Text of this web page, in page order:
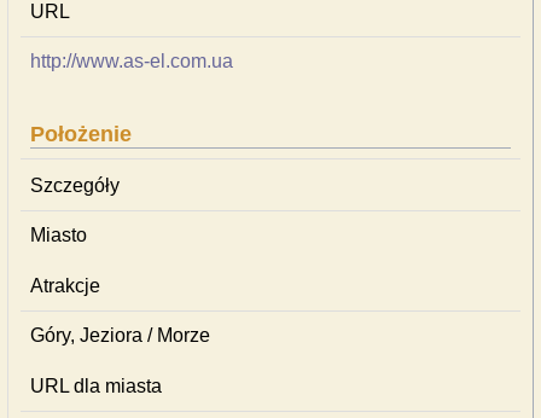
URL
http://www.as-el.com.ua
Położenie
Szczegóły
Miasto
Atrakcje
Góry, Jeziora / Morze
URL dla miasta